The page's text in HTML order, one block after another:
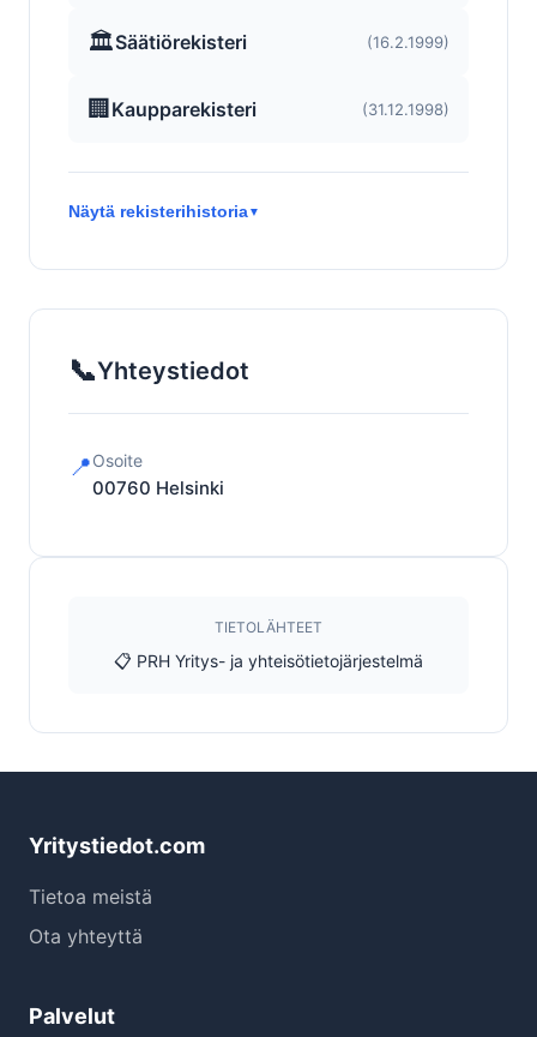
🏛️Säätiörekisteri (16.2.1999)
🏢 Kaupparekisteri (31.12.1998)
Näytä rekisterihistoria▼
📞Yhteystiedot
📍Osoite
00760 Helsinki
TIETOLÄHTEET
📋 PRH Yritys- ja yhteisötietojärjestelmä
Yritystiedot.com
Tietoa meistä
Ota yhteyttä
Palvelut